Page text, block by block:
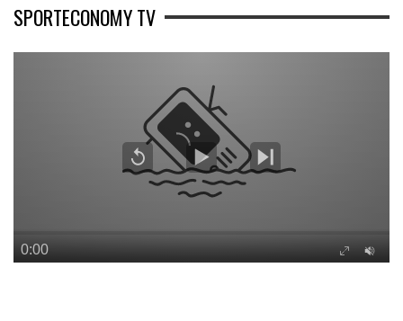
SPORTECONOMY TV